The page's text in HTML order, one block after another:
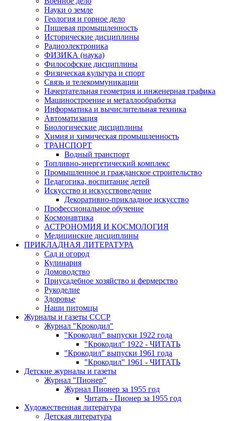
Науки о земле
Геология и горное дело
Пищевая промышленность
Исторические дисциплины
Радиоэлектроника
ФИЗИКА (наука)
Философские дисциплины
Физическая культура и спорт
Связь и телекоммуникации
Начертательная геометрия и инженерная графика
Машиностроение и металлообработка
Информатика и вычислительная техника
Автоматизация
Биологические дисциплины
Химия и химическая промышленность
ТРАНСПОРТ
Водный транспорт
Топливно-энергетический комплекс
Промышленное и гражданское строительство
Педагогика, воспитание детей
Искусство и искусствоведение
Декоративно-прикладное искусство
Профессиональное обучение
Космонавтика
АСТРОНОМИЯ И КОСМОЛОГИЯ
Медицинские дисциплины
ПРИКЛАДНАЯ ЛИТЕРАТУРА
Сад и огород
Кулинария
Домоводство
Приусадебное хозяйство и фермерство
Рукоделие
Здоровье
Наши питомцы
Журналы и газеты СССР
Журнал "Крокодил"
"Крокодил" выпуски 1922 года
"Крокодил" 1922 - ЧИТАТЬ
"Крокодил" выпуски 1961 года
"Крокодил" 1961 - ЧИТАТЬ
Детские журналы и газеты
Журнал "Пионер"
Журнал Пионер за 1955 год
Читать - Пионер за 1955 год
Художественная литература
Детская литература